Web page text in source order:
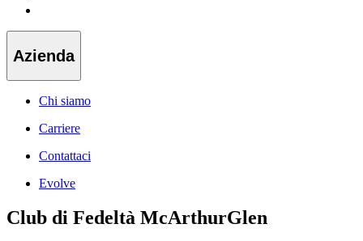
Azienda
Chi siamo
Carriere
Contattaci
Evolve
Club di Fedeltà McArthurGlen